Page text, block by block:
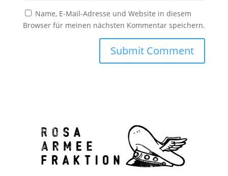
Name, E-Mail-Adresse und Website in diesem
Browser für meinen nächsten Kommentar speichern.